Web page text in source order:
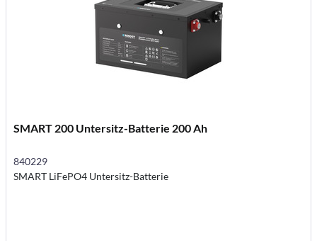
SMART 200 Untersitz-Batterie 200 Ah
840229
SMART LiFePO4 Untersitz-Batterie